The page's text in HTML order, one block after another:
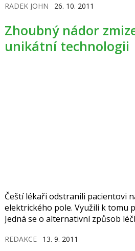
RADEK JOHN 26. 10. 2011
Zhoubný nádor zmizel díky
unikátní technologii
Čeští lékaři odstranili pacientovi
elektrického pole. Využili k tomu
Jedná se o alternativní způsob
REDAKCE 13. 9. 2011